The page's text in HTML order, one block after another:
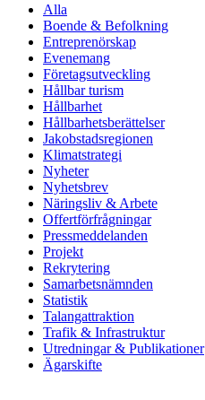
Alla
Boende & Befolkning
Entreprenörskap
Evenemang
Företagsutveckling
Hållbar turism
Hållbarhet
Hållbarhetsberättelser
Jakobstadsregionen
Klimatstrategi
Nyheter
Nyhetsbrev
Näringsliv & Arbete
Offertförfrågningar
Pressmeddelanden
Projekt
Rekrytering
Samarbetsnämnden
Statistik
Talangattraktion
Trafik & Infrastruktur
Utredningar & Publikationer
Ägarskifte